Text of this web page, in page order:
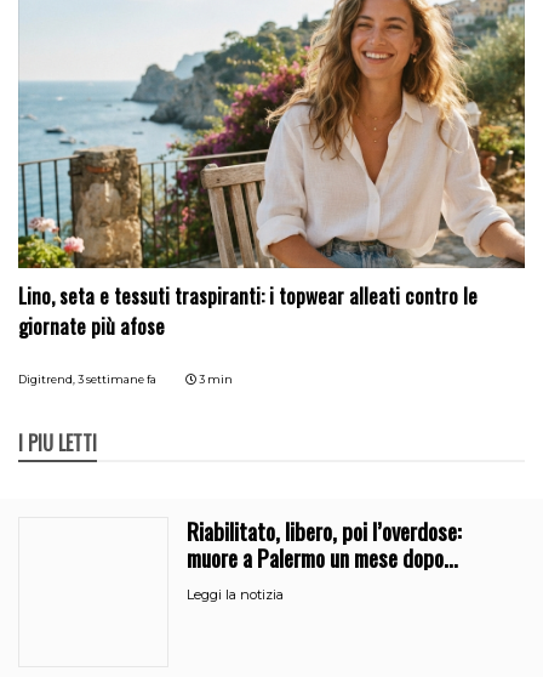
Lino, seta e tessuti traspiranti: i topwear alleati contro le
giornate più afose
Digitrend, 3 settimane fa 3 min
I PIÙ LETTI
Riabilitato, libero, poi l’overdose:
muore a Palermo un mese dopo
l’uscita dalla comunità
Leggi la notizia